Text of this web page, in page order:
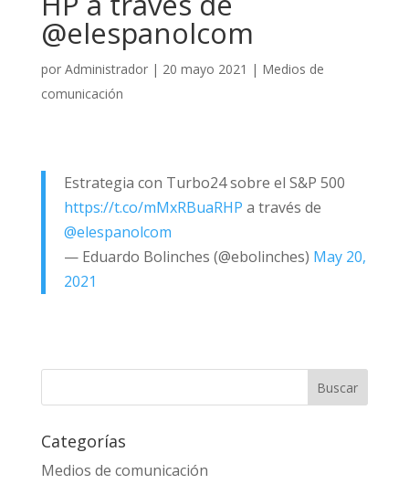
@elespanolcom
por Administrador| 20 mayo 2021 | Medios de
comunicación
Estrategia con Turbo24 sobre el S&P 500
https://t.co/mMxRBuaRHP a través de
@elespanolcom
— Eduardo Bolinches (@ebolinches) May 20,
2021
Categorías
Medios de comunicación